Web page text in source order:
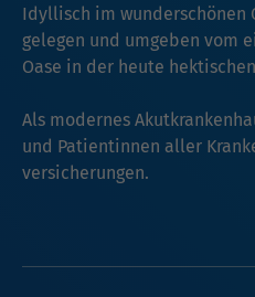
Idyllisch im wunderschönen
gelegen und umgeben vom
Oase in der heute
Als modernes
und Patientinnen aller
versicherungen.